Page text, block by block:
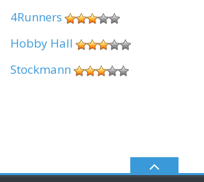
4Runners
Hobby Hall
Stockmann